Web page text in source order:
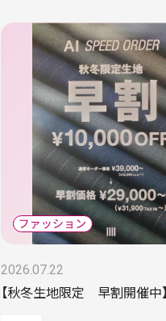
2026.07.22
【秋冬生地限定 早割開催中】